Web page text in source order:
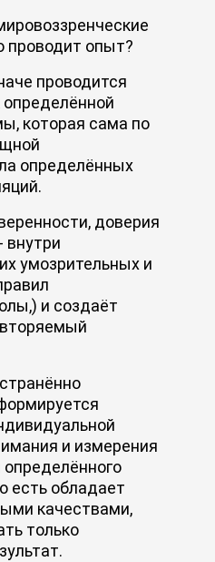
проводит опыт?
проводится
определённой
которая сама по
определённых
доверия
внутри
умозрительных и
и создаёт
и измерения
определённого
есть обладает
качествами,
только